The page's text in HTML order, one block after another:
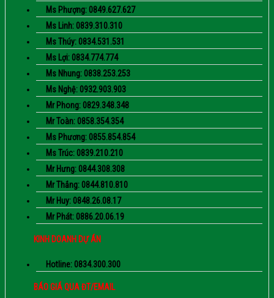
Ms Phượng: 0849.627.627
Ms Linh: 0839.310.310
Ms Thúy: 0834.531.531
Ms Lợi: 0834.774.774
Ms Nhung: 0838.253.253
Ms Nghệ: 0932.903.903
Mr Phong: 0829.348.348
Mr Toàn: 0858.354.354
Ms Phương: 0855.854.854
Ms Trúc: 0839.210.210
Mr Hưng: 0844.308.308
Mr Thắng: 0844.810.810
Mr Huy: 0848.26.08.17
Mr Phát: 0886.20.06.19
KINH DOANH DỰ ÁN
Hotline: 0834.300.300
BÁO GIÁ QUA ĐT/EMAIL